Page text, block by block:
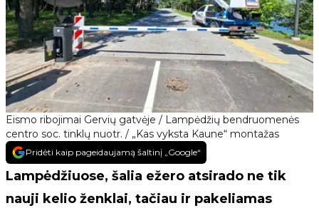
Eismo ribojimai Gervių gatvėje / Lampėdžių bendruomenės
centro soc. tinklų nuotr. / „Kas vyksta Kaune“ montažas
Pridėti kaip pageidaujamą šaltinį „Google“
Lampėdžiuose, šalia ežero atsirado ne tik
nauji kelio ženklai, tačiau ir pakeliamas